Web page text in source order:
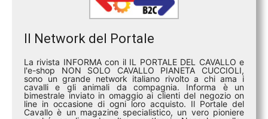
Il Network del Portale
La rivista INFORMA con il IL PORTALE DEL CAVALLO e
l'e-shop NON SOLO CAVALLO PIANETA CUCCIOLI,
sono un grande network italiano rivolto a chi ama i
cavalli e gli animali da compagnia. Informa è un
bimestrale inviato in omaggio ai clienti del negozio on
line in occasione di ogni loro acquisto. Il Portale del
Cavallo è un magazine specialistico, un vero pioniere